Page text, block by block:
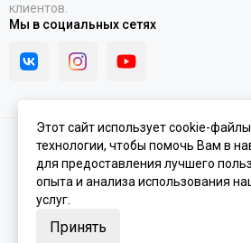
клиентов.
Мы в социальных сетях
2026 © Lambox.ru.
Сделано вMOSK.STUDIOдля
Этот сайт использует cookie-
технологии, чтобы помочь Вам в
для предоставления лучшего
опыта и анализа использования
услуг.
Принять